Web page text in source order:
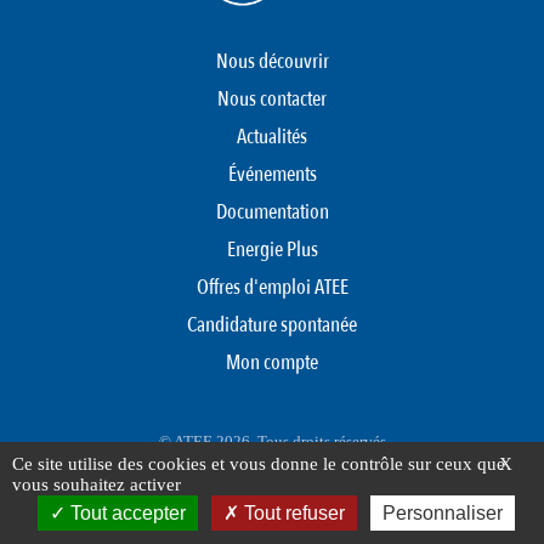
Nous découvrir
Nous contacter
Actualités
Événements
Documentation
Energie Plus
Offres d'emploi ATEE
Candidature spontanée
Mon compte
© ATEE 2026. Tous droits réservés
FOOTER
Protection des données personnelles Plan du site
X
Ce site utilise des cookies et vous donne le contrôle sur ceux que
vous souhaitez activer
Tout accepter Tout refuser Personnaliser